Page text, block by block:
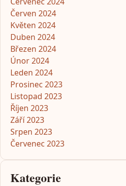
Červen 2024
Květen 2024
Duben 2024
Březen 2024
Únor 2024
Leden 2024
Prosinec 2023
Listopad 2023
Říjen 2023
Září 2023
Srpen 2023
Červenec 2023
Kategorie